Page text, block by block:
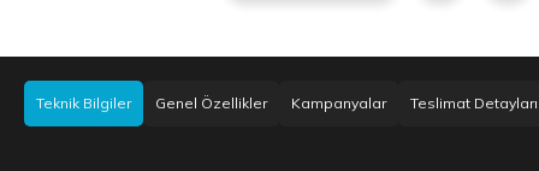
Teknik Bilgiler Genel Özellikler Kampanyalar Teslimat Detayları